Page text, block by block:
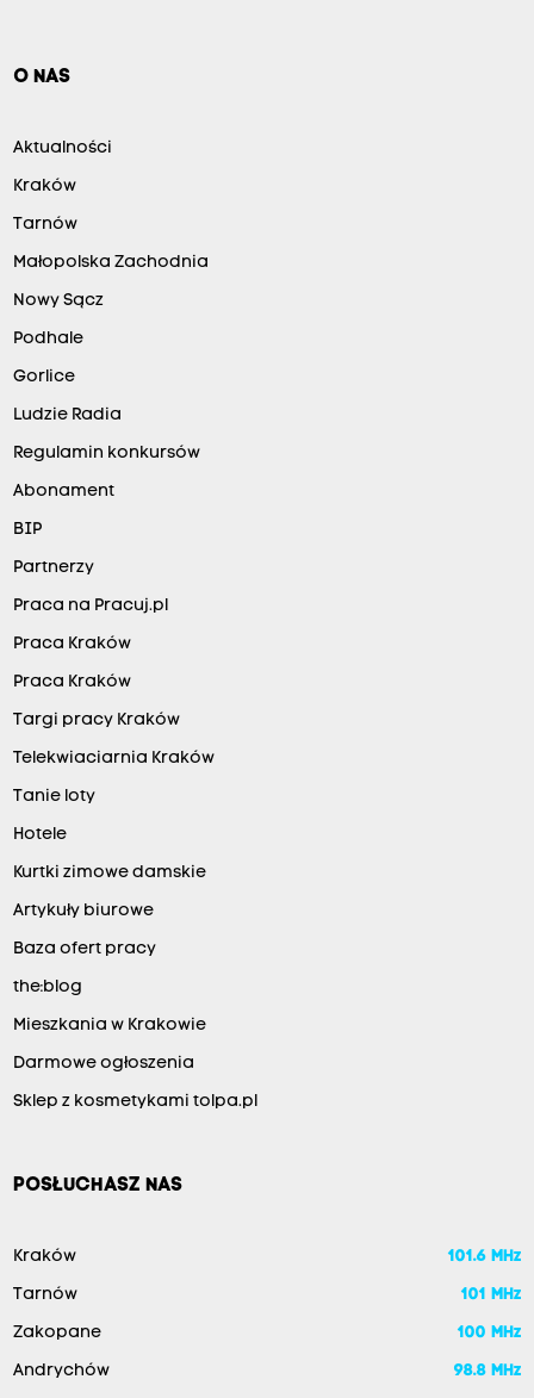
O NAS
Aktualności
Kraków
Tarnów
Małopolska Zachodnia
Nowy Sącz
Podhale
Gorlice
Ludzie Radia
Regulamin konkursów
Abonament
BIP
Partnerzy
Praca na Pracuj.pl
Praca Kraków
Praca Kraków
Targi pracy Kraków
Telekwiaciarnia Kraków
Tanie loty
Hotele
Kurtki zimowe damskie
Artykuły biurowe
Baza ofert pracy
the:blog
Mieszkania w Krakowie
Darmowe ogłoszenia
Sklep z kosmetykami tolpa.pl
POSŁUCHASZ NAS
Kraków 101.6 MHz
Tarnów 101 MHz
Zakopane 100 MHz
Andrychów 98.8 MHz